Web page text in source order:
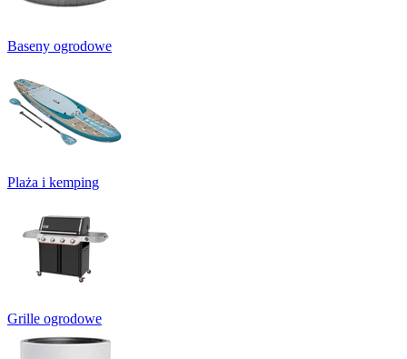
Baseny ogrodowe
Plaża i kemping
Grille ogrodowe